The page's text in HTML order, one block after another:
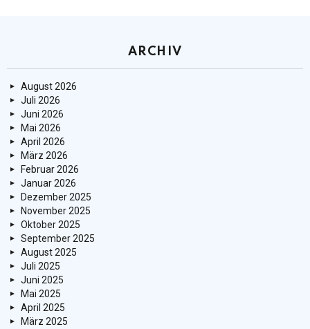
ARCHIV
August 2026
Juli 2026
Juni 2026
Mai 2026
April 2026
März 2026
Februar 2026
Januar 2026
Dezember 2025
November 2025
Oktober 2025
September 2025
August 2025
Juli 2025
Juni 2025
Mai 2025
April 2025
März 2025